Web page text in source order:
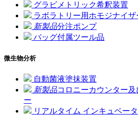
グラビメトリック希釈装置
ラボラトリー用ホモジナイザ
新製品分注ポンプ
バッグ付属ツール品
微生物分析
自動菌液塗抹装置
新製品コロニーカウンター
ー
リアルタイム インキュベー